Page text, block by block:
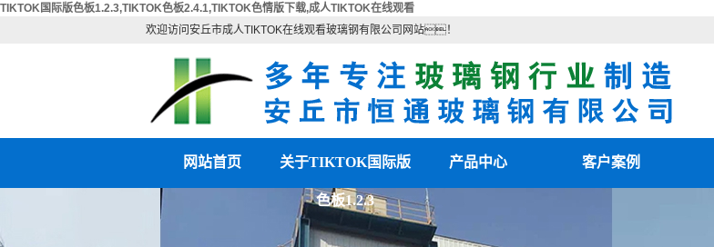
TIKTOK国际版色板1.2.3,TIKTOK色板2.4.1,TIKTOK色情版下载,成人TIKTOK在线观看
欢迎访问安丘市成人TIKTOK在线观看玻璃钢有限公司网站！
网站首页 关于TIKTOK国际版
色板1.2.3
公司简介
联系TIKTOK国际版色
产品中心
TIKTOK色板2.4.1
TIKTOK色情版下载
客户案例